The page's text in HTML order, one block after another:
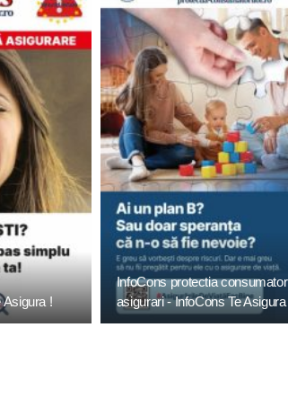
Asigura !
InfoCons protectia
asigurari - InfoCons Te Asigura